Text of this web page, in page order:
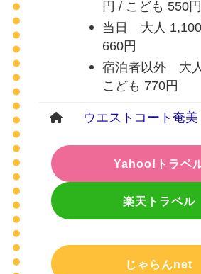
円 / こども 550円
当日 大人 1,100
660円
宿泊者以外 大
こども 770円
ウエストコート奄
Yahoo!トラベ
楽天トラベル
じゃらんnet